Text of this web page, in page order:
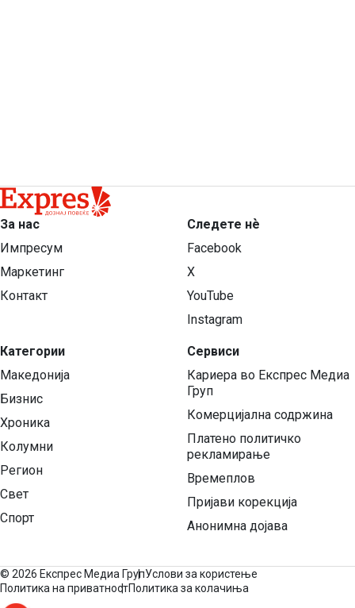
За нас
Импресум
Маркетинг
Контакт
Категории
Македонија
Бизнис
Хроника
Колумни
Регион
Свет
Спорт
Следете нѐ
Facebook
X
YouTube
Instagram
Сервиси
Кариера во Експрес Медиа
Груп
Комерцијална содржина
Платено политичко
рекламирање
Времеплов
Пријави корекција
Анонимна дојава
© 2026 Експрес Медиа ГрупУслови за користење
Политика на приватностПолитика за колачиња